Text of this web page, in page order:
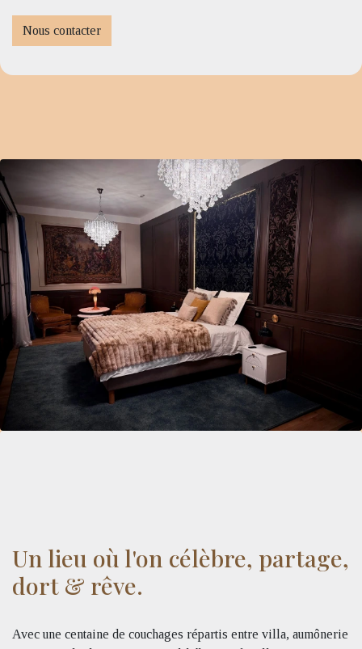
Nous contacter
Un lieu où l'on célèbre, partage,
dort & rêve.
Avec une centaine de couchages répartis entre villa, aumônerie